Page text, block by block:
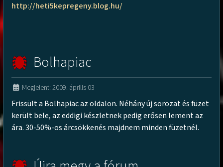
http://heti5kepregeny.blog.hu/
Bolhapiac
Megjelent: 2009. április 03
Frissült a Bolhapiac az oldalon. Néhány új sorozat és füzet
került bele, az eddigi készletnek pedig erősen lement az
ára. 30-50%-os árcsökkenés majdnem minden füzetnél.